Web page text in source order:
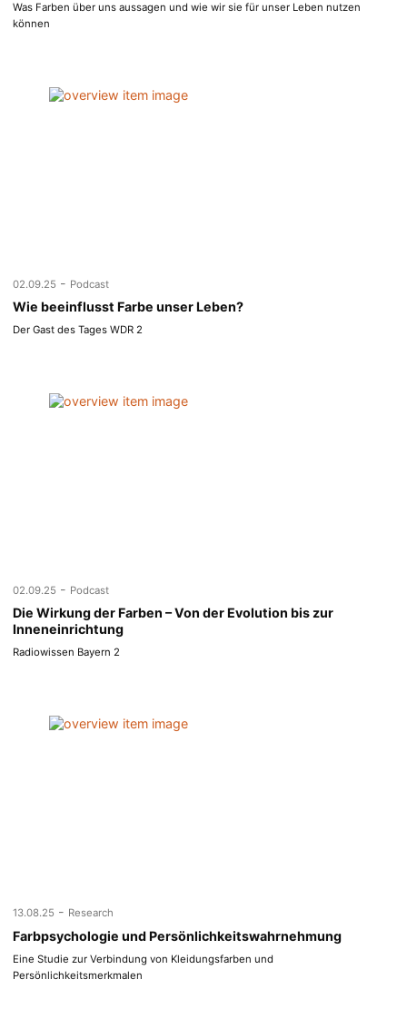
Was Farben über uns aussagen und wie wir sie für unser Leben nutzen
können
02.09.25 - Podcast
Wie beeinflusst Farbe unser Leben?
Der Gast des Tages WDR 2
02.09.25 - Podcast
Die Wirkung der Farben – Von der Evolution bis zur
Inneneinrichtung
Radiowissen Bayern 2
13.08.25 - Research
Farbpsychologie und Persönlichkeitswahrnehmung
Eine Studie zur Verbindung von Kleidungsfarben und
Persönlichkeitsmerkmalen